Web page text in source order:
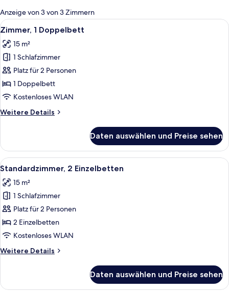
für
Zimmer
Anzeige von 3 von 3 Zimmern
Alle
Fotos
für
Zimmer,
1
Doppelbett
anzeigen
Ein Hotelzimmer mit Bett,
10
Zimmer, 1 Doppelbett
15 m²
1 Schlafzimmer
Platz für 2 Personen
1 Doppelbett
Kostenloses WLAN
Weitere Details
Weitere
1
Doppelbett
Daten auswählen und Preise sehen
Alle
Fotos
für
Standardzimmer,
2 Einzelbetten
anzeigen
Standardzimmer, 2 Einzelbetten |
11
Standardzimmer, 2 Einzelbetten
15 m²
1 Schlafzimmer
Platz für 2 Personen
2 Einzelbetten
Kostenloses WLAN
Weitere Details
Weitere
2 Einzelbetten
Daten auswählen und Preise sehen